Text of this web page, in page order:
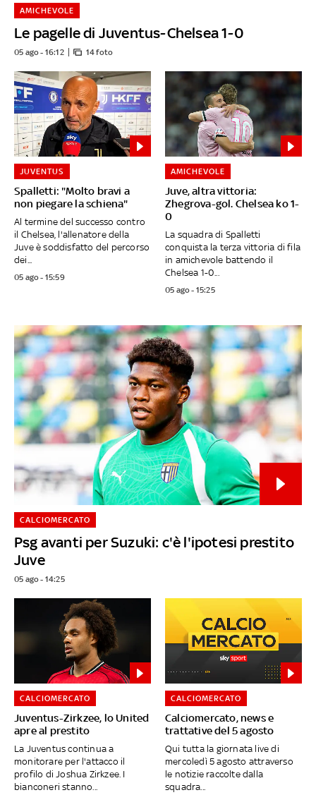
Le pagelle di Juventus-Chelsea 1-0
AMICHEVOLE
05 ago - 16:12 14 foto
Spalletti: "Molto bravi a
non piegare la schiena"
JUVENTUS
Al termine del successo contro
il Chelsea, l'allenatore della
Juve è soddisfatto del percorso
dei...
05 ago - 15:59
Juve, altra vittoria:
Zhegrova-gol. Chelsea ko 1-
0
AMICHEVOLE
La squadra di Spalletti
conquista la terza vittoria di fila
in amichevole battendo il
Chelsea 1-0...
05 ago - 15:25
Psg avanti per Suzuki: c'è l'ipotesi prestito
Juve
CALCIOMERCATO
05 ago - 14:25
Juventus-Zirkzee, lo United
apre al prestito
CALCIOMERCATO
La Juventus continua a
monitorare per l'attacco il
profilo di Joshua Zirkzee. I
bianconeri stanno...
Calciomercato, news e
trattative del 5 agosto
CALCIOMERCATO
Qui tutta la giornata live di
mercoledì 5 agosto attraverso
le notizie raccolte dalla
squadra...